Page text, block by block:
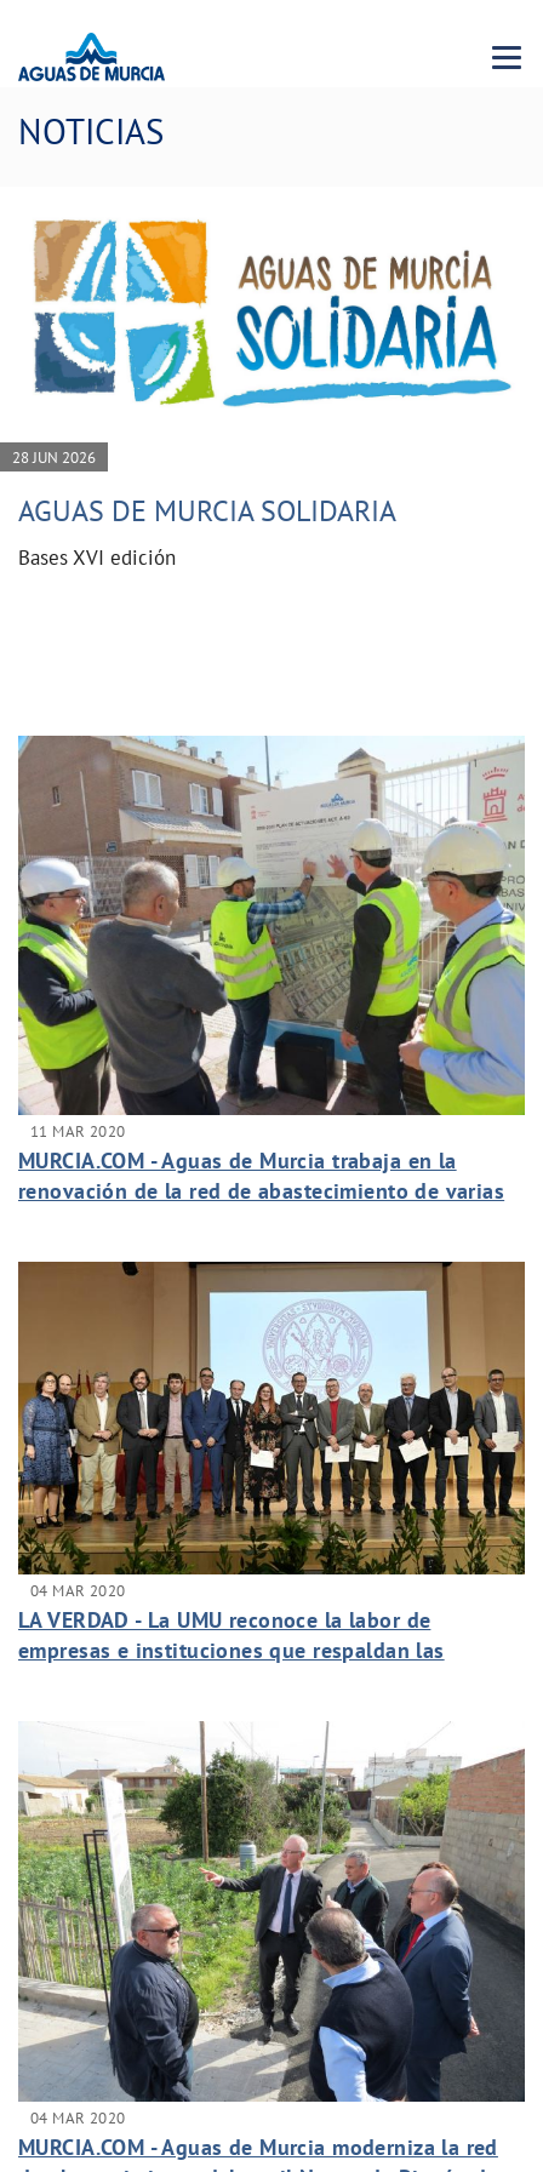
Menu
NOTICIAS
28 JUN 2026
AGUAS DE MURCIA SOLIDARIA
Bases XVI edición
11 MAR 2020
MURCIA.COM - Aguas de Murcia trabaja en la
renovación de la red de abastecimiento de varias
04 MAR 2020
LA VERDAD - La UMU reconoce la labor de
empresas e instituciones que respaldan las
04 MAR 2020
MURCIA.COM - Aguas de Murcia moderniza la red